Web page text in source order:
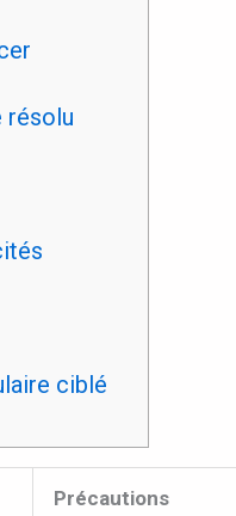
résolu
ciblé
Précautions